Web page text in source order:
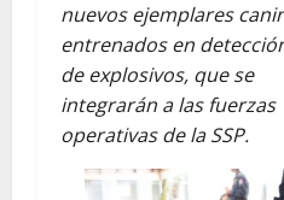
nuevos ejemplares
entrenados en
de explosivos, que se
integrarán a las fuerzas
operativas de la SSP.